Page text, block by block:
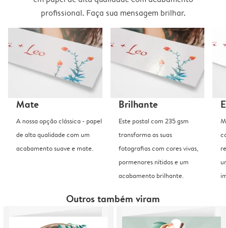
profissional. Faça sua mensagem brilhar.
Mate
A nossa opção clássica - papel
de alta qualidade com um
acabamento suave e mate.
Brilhante
Este postal com 235 gsm
transforma as suas
fotografias com cores vivas,
pormenores nítidos e um
acabamento brilhante.
Outros também viram